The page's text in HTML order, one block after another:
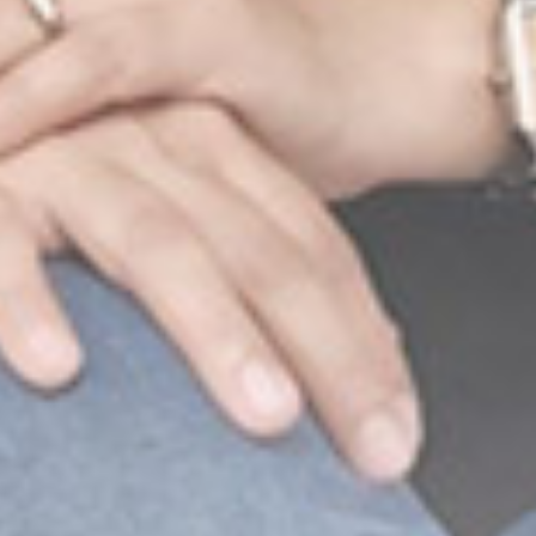
The Wedding of
Agustina